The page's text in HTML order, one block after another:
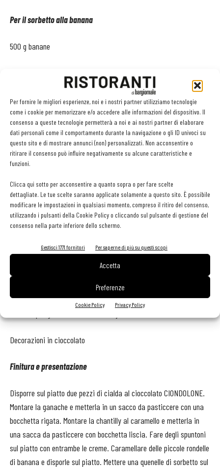
Per fornire le migliori esperienze, noi e i nostri partner utilizziamo tecnologie
come i cookie per memorizzare e/o accedere alle informazioni del dispositivo. Il
consenso a queste tecnologie permetterà a noi e ai nostri partner di elaborare
dati personali come il comportamento durante la navigazione o gli ID univoci su
questo sito e di mostrare annunci (non) personalizzati. Non acconsentire o
ritirare il consenso può influire negativamente su alcune caratteristiche e
funzioni.
Clicca qui sotto per acconsentire a quanto sopra o per fare scelte
dettagliate. Le tue scelte saranno applicate solamente a questo sito. È possibile
modificare le impostazioni in qualsiasi momento, compreso il ritiro del consenso,
utilizzando i pulsanti della Cookie Policy o cliccando sul pulsante di gestione del
consenso nella parte inferiore dello schermo.
Gestisci 1771 fornitori Per saperne di più su questi scopi
Accetta
Preferenze
Cookie Policy Privacy Policy
Per il sorbetto alla banana
500 g banane
50 g zucchero semolato
125 g acqua
Preparare uno sciroppo con zucchero e acqua e fare
raffreddare. Aggiungere il succo di limone e le banane
pulite. Frullare finemente e mettere in un bussolotto del
pacojet. Fare congelare in abbattitore. Pacossare a seconda della
necessità.
Decorazioni in cioccolato
Finitura e presentazione
Disporre sul piatto due pezzi di cialda al cioccolato CIONDOLONE.
Montare la ganache e metterla in un sacco da pasticcere con una
bocchetta rigata. Montare la chantilly al caramello e metterla in
una sacca da pasticcere con bocchetta liscia. Fare degli spuntoni
sul piatto con entrambe le creme. Caramellare delle piccole rondelle
di banana e disporle sul piatto. Mettere una quenelle di sorbetto sul